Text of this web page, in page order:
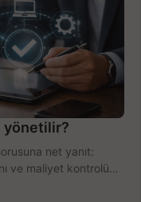
yönetilir?
net yanıt:
ve maliyet kontrolü